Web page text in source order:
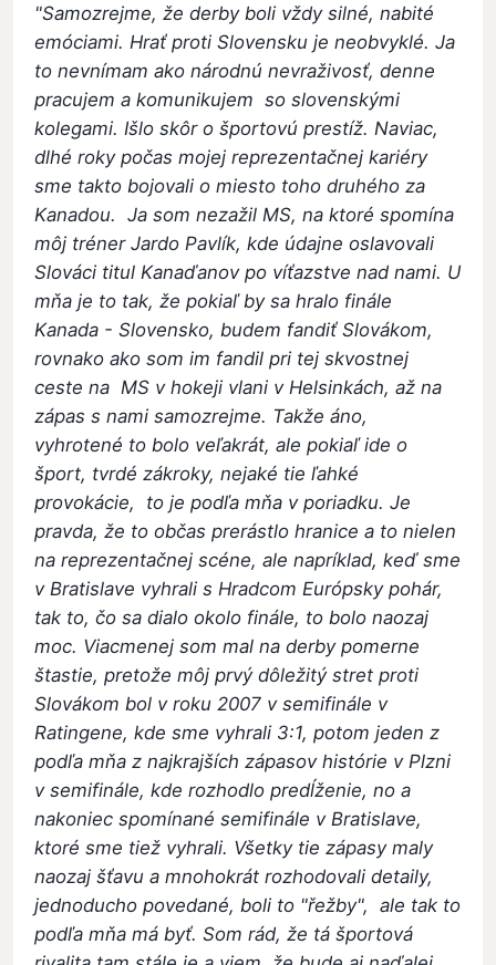
"Samozrejme, že derby boli vždy silné, nabité
emóciami. Hrať proti Slovensku je neobvyklé. Ja
to nevnímam ako národnú nevraživosť, denne
pracujem a komunikujem so slovenskými
kolegami. Išlo skôr o športovú prestíž. Naviac,
dlhé roky počas mojej reprezentačnej kariéry
sme takto bojovali o miesto toho druhého za
Kanadou. Ja som nezažil MS, na ktoré spomína
môj tréner Jardo Pavlík, kde údajne oslavovali
Slováci titul Kanaďanov po víťazstve nad nami. U
mňa je to tak, že pokiaľ by sa hralo finále
Kanada - Slovensko, budem fandiť Slovákom,
rovnako ako som im fandil pri tej skvostnej
ceste na MS v hokeji vlani v Helsinkách, až na
zápas s nami samozrejme. Takže áno,
vyhrotené to bolo veľakrát, ale pokiaľ ide o
šport, tvrdé zákroky, nejaké tie ľahké
provokácie, to je podľa mňa v poriadku. Je
pravda, že to občas prerástlo hranice a to nielen
na reprezentačnej scéne, ale napríklad, keď sme
v Bratislave vyhrali s Hradcom Európsky pohár,
tak to, čo sa dialo okolo finále, to bolo naozaj
moc. Viacmenej som mal na derby pomerne
štastie, pretože môj prvý dôležitý stret proti
Slovákom bol v roku 2007 v semifinále v
Ratingene, kde sme vyhrali 3:1, potom jeden z
podľa mňa z najkrajších zápasov histórie v Plzni
v semifinále, kde rozhodlo predĺženie, no a
nakoniec spomínané semifinále v Bratislave,
ktoré sme tiež vyhrali. Všetky tie zápasy maly
naozaj šťavu a mnohokrát rozhodovali detaily,
jednoducho povedané, boli to "řežby", ale tak to
podľa mňa má byť. Som rád, že tá športová